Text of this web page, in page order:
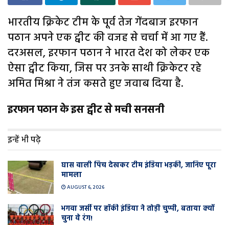
भारतीय क्रिकेट टीम के पूर्व तेज गेंदबाज इरफान
पठान अपने एक ट्वीट की वजह से चर्चा में आ गए हैं.
दरअसल, इरफान पठान ने भारत देश को लेकर एक
ऐसा ट्वीट किया, जिस पर उनके साथी क्रिकेटर रहे
अमित मिश्रा ने तंज कसते हुए जवाब दिया है.
इरफान पठान के इस ट्वीट से मची सनसनी
इन्हें भी पढ़े
घास वाली प‍िच देखकर टीम इंडिया भड़की, जानिए पूरा
मामला
AUGUST 6, 2026
भगवा जर्सी पर हॉकी इंडिया ने तोड़ी चुप्पी, बताया क्यों
चुना ये रंग!